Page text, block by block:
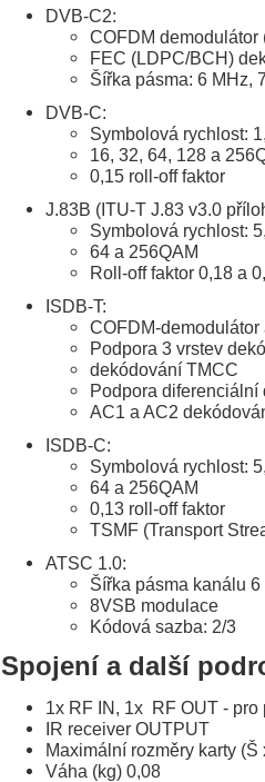
DVB-C2:
COFDM demodulátor
FEC (LDPC/BCH)
Šířka pásma: 6 MHz,
DVB-C:
Symbolová rychlost:
16, 32, 64, 128 a
0,15 roll-off faktor
J.83B (ITU-T J.83 v3.0
Symbolová rychlost:
64 a 256QAM
Roll-off faktor 0,18 a
ISDB-T:
COFDM-
Podpora 3 vrstev
dekódování TMCC
Podpora diferenciální
AC1 a AC2
ISDB-C:
Symbolová rychlost:
64 a 256QAM
0,13 roll-off faktor
TSMF (Transport
ATSC 1.0:
Šířka pásma kanálu 6
8VSB modulace
Kódová sazba: 2/3
Spojení a další
1x RF IN, 1x RF OUT -
IR receiver OUTPUT
Maximální rozměry karty (Š
Váha (kg) 0,08